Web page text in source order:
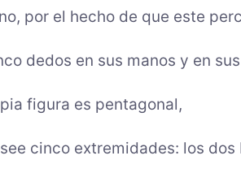
por el hecho de que este
dedos en sus manos y en
figura es pentagonal,
cinco extremidades: los